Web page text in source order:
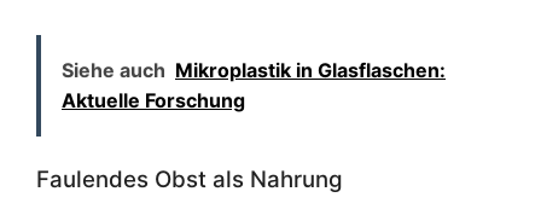
Siehe auch Mikroplastik in Glasflaschen:
Aktuelle Forschung
Faulendes Obst als Nahrung